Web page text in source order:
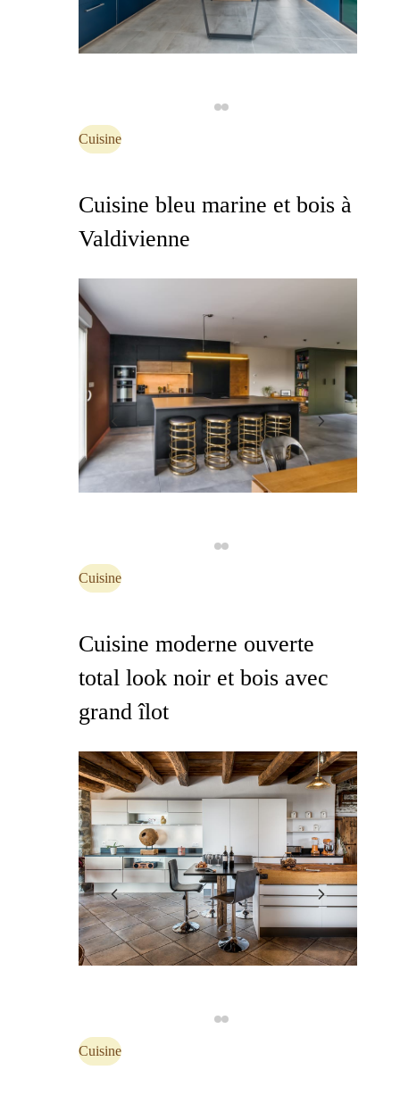
Cuisine
Cuisine bleu marine et bois à
Valdivienne
Cuisine
Cuisine moderne ouverte
total look noir et bois avec
grand îlot
Cuisine